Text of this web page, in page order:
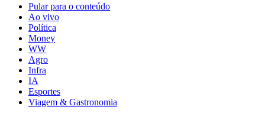
Pular para o conteúdo
Ao vivo
Política
Money
WW
Agro
Infra
IA
Esportes
Viagem & Gastronomia